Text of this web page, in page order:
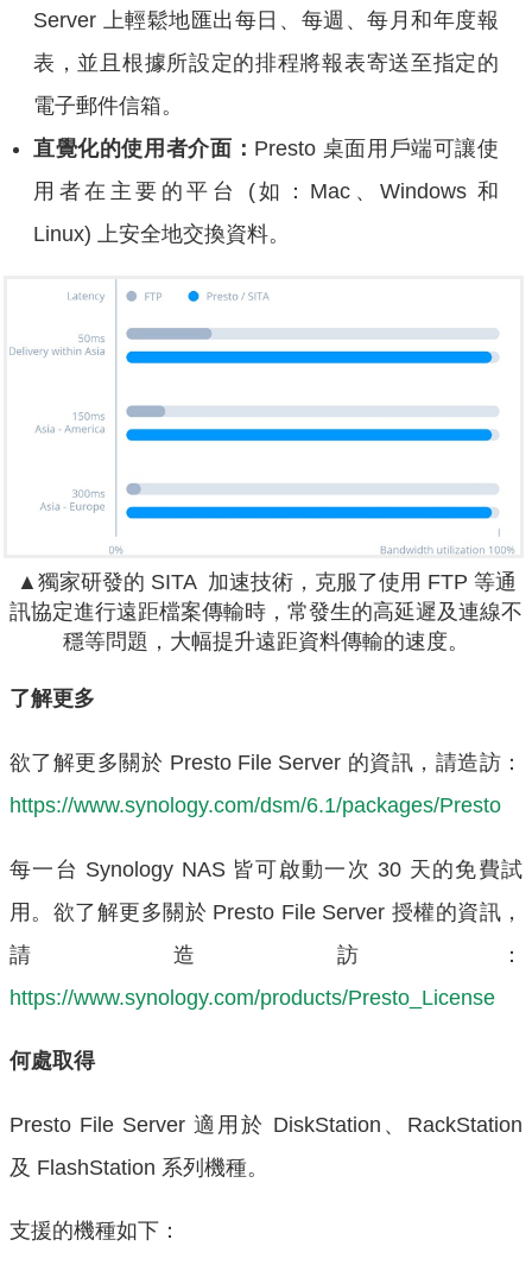
Server 上輕鬆地匯出每日、每週、每月和年度報
表，並且根據所設定的排程將報表寄送至指定的
電子郵件信箱。
直覺化的使用者介面： Presto 桌面用戶端可讓使
用者在主要的平台 (如：Mac、Windows 和
Linux) 上安全地交換資料。
▲獨家研發的 SITA 加速技術，克服了使用 FTP 等通
訊協定進行遠距檔案傳輸時，常發生的高延遲及連線不
穩等問題，大幅提升遠距資料傳輸的速度。
了解更多
欲了解更多關於 Presto File Server 的資訊，請造訪：
https://www.synology.com/dsm/6.1/packages/Presto
每一台 Synology NAS 皆可啟動一次 30 天的免費試
用。欲了解更多關於 Presto File Server 授權的資訊，
請造訪：
https://www.synology.com/products/Presto_License
何處取得
Presto File Server 適用於 DiskStation、RackStation
及 FlashStation 系列機種。
支援的機種如下：